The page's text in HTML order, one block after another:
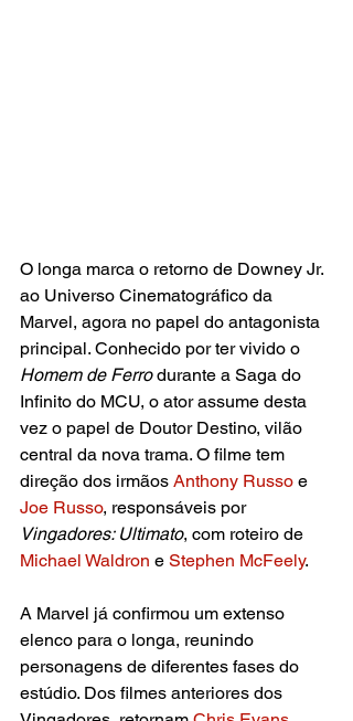
O longa marca o retorno de Downey Jr.
ao Universo Cinematográfico da
Marvel, agora no papel do antagonista
principal. Conhecido por ter vivido o
Homem de Ferro durante a Saga do
Infinito do MCU, o ator assume desta
vez o papel de Doutor Destino, vilão
central da nova trama. O filme tem
direção dos irmãos Anthony Russo e
Joe Russo, responsáveis por
Vingadores: Ultimato, com roteiro de
Michael Waldron e Stephen McFeely.
A Marvel já confirmou um extenso
elenco para o longa, reunindo
personagens de diferentes fases do
estúdio. Dos filmes anteriores dos